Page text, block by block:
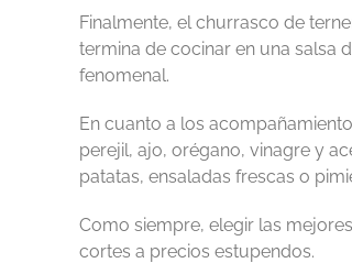
Finalmente, el churrasco de
termina de cocinar en una salsa
fenomenal.
En cuanto a los
perejil, ajo, orégano, vinagre y
patatas, ensaladas frescas o
Como siempre, elegir las
cortes a precios estupendos.